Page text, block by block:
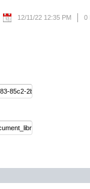
12/11/22 12:35 PM 0